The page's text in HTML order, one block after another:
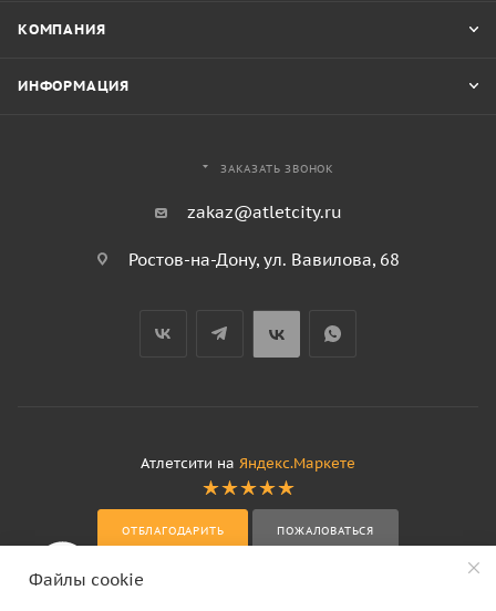
КОМПАНИЯ
ИНФОРМАЦИЯ
ЗАКАЗАТЬ ЗВОНОК
zakaz@atletcity.ru
Ростов-на-Дону, ул. Вавилова, 68
Атлетсити на Яндекс.Маркете
ОТБЛАГОДАРИТЬ ПОЖАЛОВАТЬСЯ
Файлы cookie